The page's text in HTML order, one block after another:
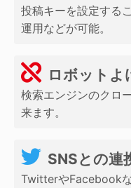
投稿キーを設定する
運用などが可能。
ロボットよ
検索エンジンのクロ
来ます。
SNSとの連
TwitterやFacebook